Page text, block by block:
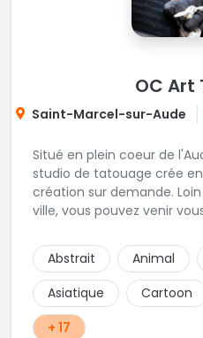
OC
Saint-Marcel-sur-Aude
Situé en plein coeur de
studio de tatouage crée
création sur demande.
ville, vous pouvez venir
projet avec Alex. Une
Abstrait Animal
Asiatique
Cartoon
+ 17